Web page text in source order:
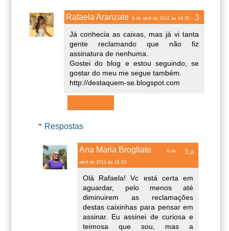
Rafaela Aranzate 8 de abril de 2012 às 14:35
Já conhecia as caixas, mas já vi tanta
gente reclamando que não fiz
assinatura de nenhuma.
Gostei do blog e estou seguindo, se
gostar do meu me segue também.
http://destaquem-se.blogspot.com
Respostas
Ana Maria Brogliato 9 de
abril de 2012 às 16:33
Olá Rafaela! Vc está certa em
aguardar, pelo menos até
diminuirem as reclamações
destas caixinhas para pensar em
assinar. Eu assinei de curiosa e
teimosa que sou, mas a